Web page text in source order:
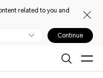
related to you and
Continue